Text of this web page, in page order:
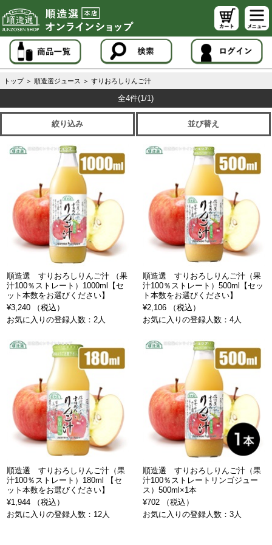
トップ ＞ 順造選ジュース ＞ すりおろしりんご汁
全4件(1/1)
絞り込み 並び替え
順造選 すりおろしりんご汁 （果
汁100％ストレート）1000ml【セ
ット本数をお選びください】
¥3,240 （税込）
お気に入りの登録人数：2人
順造選 すりおろしりんご汁（果
汁100％ストレート）500ml【セッ
ト本数をお選びください】
¥2,106 （税込）
お気に入りの登録人数：4人
順造選 すりおろしりんご汁（果
汁100％ストレート）180ml 【セ
ット本数をお選びください】
¥1,944 （税込）
お気に入りの登録人数：12人
順造選 すりおろしりんご汁（果
汁100％ストレートリンゴジュー
ス）500ml×1本
¥702 （税込）
お気に入りの登録人数：3人